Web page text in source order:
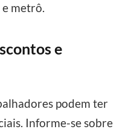
metrô.
e
podem ter
Informe-se sobre